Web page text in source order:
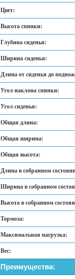
Цвет:
Высота спинки:
Глубина сиденья:
Ширина сиденья:
Длина от сиденья до
Угол наклона спинки:
Угол сиденья:
Общая длина:
Общая ширина:
Общая высота:
Длина в собранном
Ширина в собранном
Высота в собранном
Тормоза:
Максимальная нагрузка:
Вес:
Преимущества: